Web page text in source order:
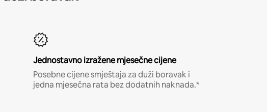
Jednostavno izražene mjesečne cijene
Posebne cijene smještaja za duži boravak i
jedna mjesečna rata bez dodatnih naknada.*